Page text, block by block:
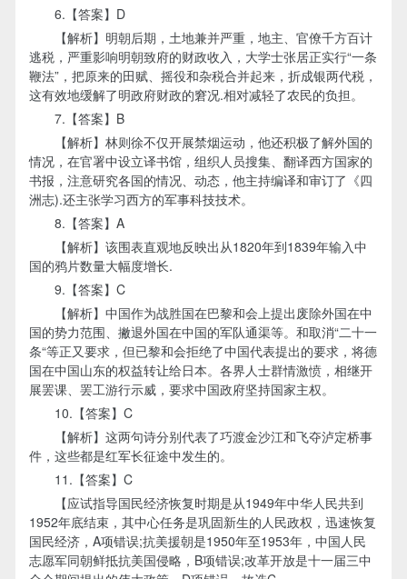
6.【答案】D
【解析】明朝后期，土地兼并严重，地主、官僚千方百计
逃税，严重影响明朝致府的财政收入，大学士张居正实行“一条
鞭法”，把原来的田赋、摇役和杂税合并起来，折成银两代税，
这有效地缓解了明政府财政的窘况.相对减轻了农民的负担。
7.【答案】B
【解析】林则徐不仅开展禁烟运动，他还积极了解外国的
情况，在官署中设立译书馆，组织人员搜集、翻译西方国家的
书报，注意研究各国的情况、动态，他主持编译和审订了《四
洲志).还主张学习西方的军事科技技术。
8.【答案】A
【解析】该围表直观地反映出从1820年到1839年输入中
国的鸦片数量大幅度增长.
9.【答案】C
【解析】中国作为战胜国在巴黎和会上提出废除外国在中
国的势力范围、撇退外国在中国的军队通渠等。和取消“二十一
条“等正又要求，但已黎和会拒绝了中国代表提出的要求，将德
国在中国山东的权益转让给日本。各界人士群情激愤，相继开
展罢课、罢工游行示威，要求中国政府坚持国家主权。
10.【答案】C
【解析】这两句诗分别代表了巧渡金沙江和飞夺泸定桥事
件，这些都是红军长征途中发生的。
11.【答案】C
【应试指导国民经济恢复时期是从1949年中华人民共到
1952年底结束，其中心任务是巩固新生的人民政权，迅速恢复
国民经济，A项错误;抗美援朝是1950年至1953年，中国人民
志愿军同朝鲜抵抗美国侵略，B项错误;改革开放是十一届三中